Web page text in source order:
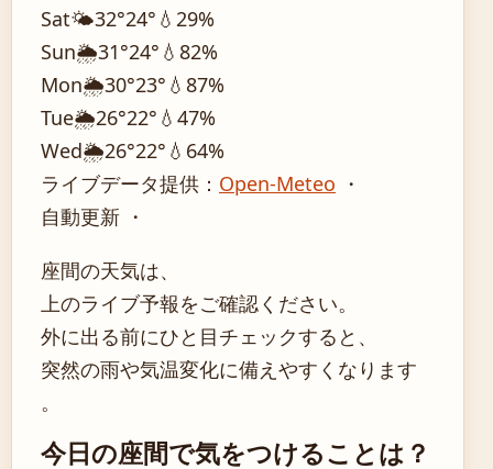
Sat🌤️32°24° 💧29%
Sun🌦️31°24° 💧82%
Mon🌦️30°23° 💧87%
Tue🌦️26°22° 💧47%
Wed🌦️26°22° 💧64%
ライブデータ提供： Open-Meteo ・
自動更新 ・
座間の天気は、
上のライブ予報をご確認ください。
外に出る前にひと目チェックすると、
突然の雨や気温変化に備えやすくなります
。
今日の座間で気をつけることは？